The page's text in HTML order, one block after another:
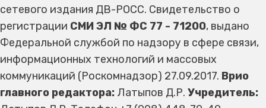
сетевого издания ДВ-РОСС. Свидетельство о
регистрации СМИ ЭЛ № ФС 77 - 71200, выдано
Федеральной службой по надзору в сфере связи,
информационных технологий и массовых
коммуникаций (Роскомнадзор) 27.09.2017. Врио
главного редактора: Латыпов Д.Р. Учредитель: